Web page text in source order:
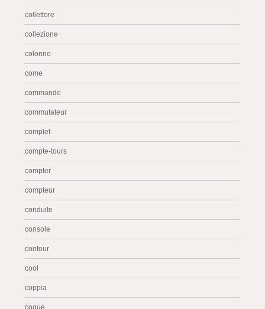
collettore
collezione
colonne
come
commande
commutateur
complet
compte-tours
compter
compteur
conduite
console
contour
cool
coppia
coque